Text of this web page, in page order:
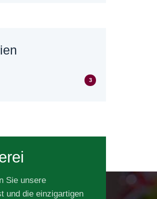
3
Sie unsere
und die einzigartigen